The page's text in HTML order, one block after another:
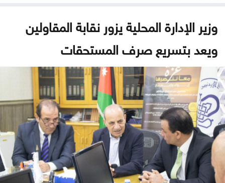
وزير الإدارة المحلية يزور نقابة المقاولين
ويعد بتسريع صرف المستحقات